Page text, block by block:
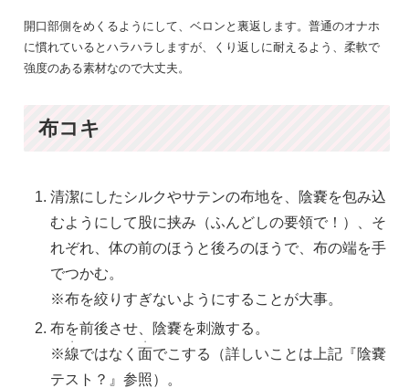
開口部側をめくるようにして、ベロンと裏返します。普通のオナホ
に慣れているとハラハラしますが、くり返しに耐えるよう、柔軟で
強度のある素材なので大丈夫。
布コキ
清潔にしたシルクやサテンの布地を、陰嚢を包み込
むようにして股に挟み（ふんどしの要領で！）、そ
れぞれ、体の前のほうと後ろのほうで、布の端を手
でつかむ。
※布を絞りすぎないようにすることが大事。
布を前後させ、陰嚢を刺激する。
※線
・
ではなく面
・
でこする（詳しいことは上記『陰嚢
テスト？』参照）。